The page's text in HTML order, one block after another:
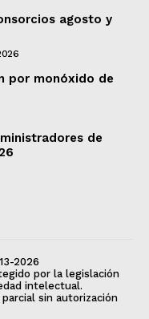
agosto y
por monóxido de
de
2026
por la legislación
intelectual.
sin autorización